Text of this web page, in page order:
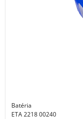
Batéria
ETA 2218 00240